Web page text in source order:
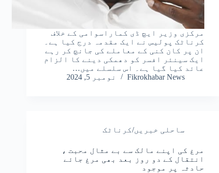
مرکزی وزیر ایچ ڈی کماراسوامی کے خلاف
کرناٹک پولیس نے ایک مقدمہ درج کیا ہے۔
ان پر کان کنی کے معاملے کی جانچ کر رہے
ایک سینئر افسر کو دھمکی دینے کا الزام
عائد کیا گیا ہے۔ اس سلسلے میں…
Fikrokhabar News
نومبر 5, 2024
ساحلی خبریں/کرناٹک
مرغ کی اپنے مالک سے بے مثال محبت ،
انتقال کے دو روز بعد بھی مرغ جائے
حادثہ پر موجود